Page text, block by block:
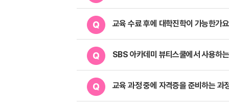
교육 수료 후에 대학진학이 가능한가
SBS 아카데미 뷰티스쿨에서 사용하
교육 과정 중에 자격증을 준비하는 과